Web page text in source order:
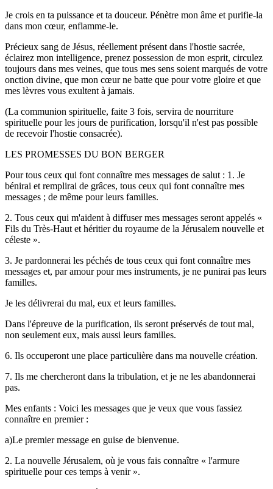
Je crois en ta puissance et ta douceur. Pénètre mon âme et purifie-la
dans mon cœur, enflamme-le.
Précieux sang de Jésus, réellement présent dans l'hostie sacrée,
éclairez mon intelligence, prenez possession de mon esprit, circulez
toujours dans mes veines, que tous mes sens soient marqués de votre
onction divine, que mon cœur ne batte que pour votre gloire et que
mes lèvres vous exultent à jamais.
(La communion spirituelle, faite 3 fois, servira de nourriture
spirituelle pour les jours de purification, lorsqu'il n'est pas possible
de recevoir l'hostie consacrée).
LES PROMESSES DU BON BERGER
Pour tous ceux qui font connaître mes messages de salut : 1. Je
bénirai et remplirai de grâces, tous ceux qui font connaître mes
messages ; de même pour leurs familles.
2. Tous ceux qui m'aident à diffuser mes messages seront appelés «
Fils du Très-Haut et héritier du royaume de la Jérusalem nouvelle et
céleste ».
3. Je pardonnerai les péchés de tous ceux qui font connaître mes
messages et, par amour pour mes instruments, je ne punirai pas leurs
familles.
Je les délivrerai du mal, eux et leurs familles.
Dans l'épreuve de la purification, ils seront préservés de tout mal,
non seulement eux, mais aussi leurs familles.
6. Ils occuperont une place particulière dans ma nouvelle création.
7. Ils me chercheront dans la tribulation, et je ne les abandonnerai
pas.
Mes enfants : Voici les messages que je veux que vous fassiez
connaître en premier :
a)Le premier message en guise de bienvenue.
2. La nouvelle Jérusalem, où je vous fais connaître « l'armure
spirituelle pour ces temps à venir ».